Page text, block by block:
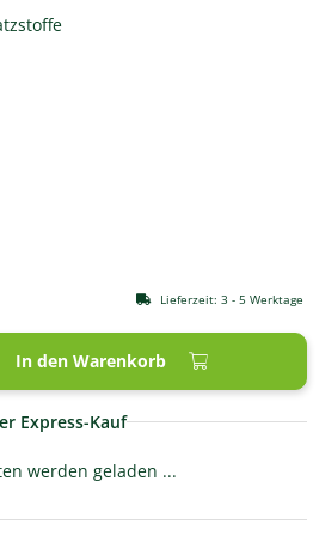
In den Warenkorb
Lieferzeit: 3 - 5 Werktage
Express-Kauf
werden geladen ...